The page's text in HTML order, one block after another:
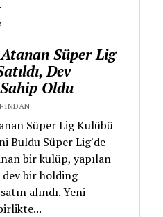
Süper Lig
Dev
Oldu
Süper Lig Kulübü
Buldu Süper Lig'de
bir kulüp, yapılan
dev bir holding
alındı. Yeni